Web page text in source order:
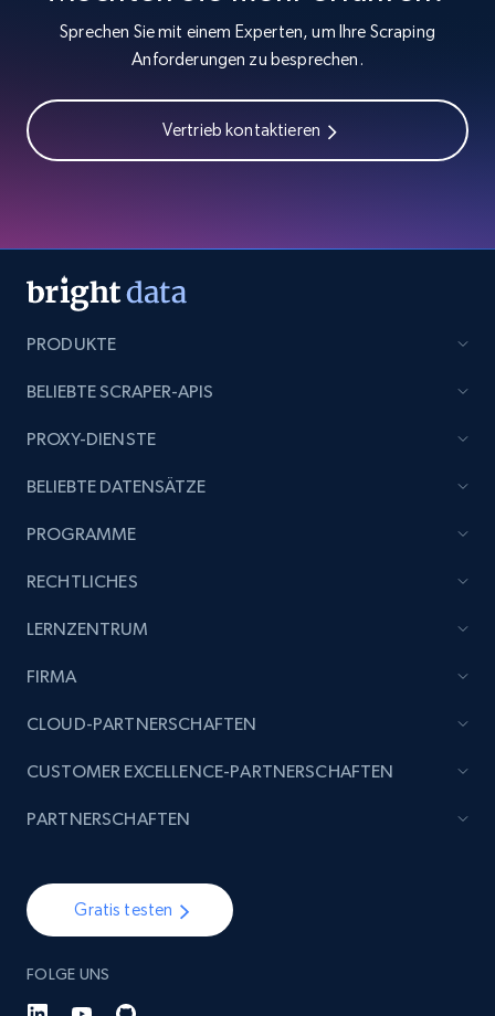
Sprechen Sie mit einem Experten, um Ihre Scraping
Anforderungen zu besprechen.
Vertrieb kontaktieren
PRODUKTE
BELIEBTE SCRAPER-APIS
PROXY-DIENSTE
BELIEBTE DATENSÄTZE
PROGRAMME
RECHTLICHES
LERNZENTRUM
FIRMA
Gratis testen
FOLGE UNS
CLOUD-PARTNERSCHAFTEN
CUSTOMER EXCELLENCE-PARTNERSCHAFTEN
PARTNERSCHAFTEN